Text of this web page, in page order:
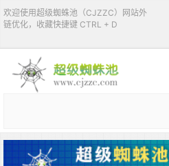
欢迎使用超级蜘蛛池（CJZZC）网站外
链优化，收藏快捷键 CTRL + D